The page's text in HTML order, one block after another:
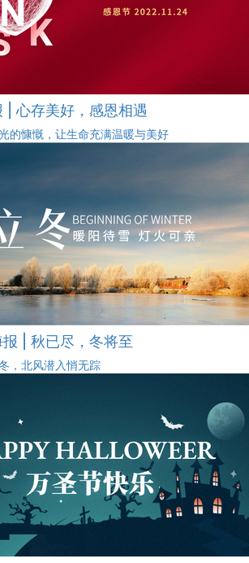
| 心存美好，感恩相遇
的慷慨，让生命充满温暖与美好
| 秋已尽，冬将至
，北风潜入悄无踪